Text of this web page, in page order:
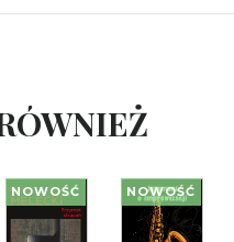
NOWOŚĆ NOWOŚĆ